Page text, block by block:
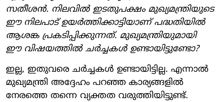
സതീശന്‍. നിലവില്‍ ഇടതുപക്ഷം മുഖ്യമന്ത്രിയുടെ
ഈ നിലപാട് ഉയര്‍ത്തിക്കാട്ടിയാണ് പദ്ധതിയില്‍
ആശങ്ക പ്രകടിപ്പിക്കുന്നത്. മുഖ്യമന്ത്രിയുമായി
ഈ വിഷയത്തില്‍ ചര്‍ച്ചകള്‍ ഉണ്ടായിട്ടുണ്ടോ?
ഇല്ല, ഇതുവരെ ചര്‍ച്ചകള്‍ ഉണ്ടായിട്ടില്ല. എന്നാല്‍
മുഖ്യമന്ത്രി അദ്ദേഹം പറഞ്ഞ കാര്യങ്ങളില്‍
നേരത്തെ തന്നെ വ്യക്തത വരുത്തിയിട്ടുണ്ട്.